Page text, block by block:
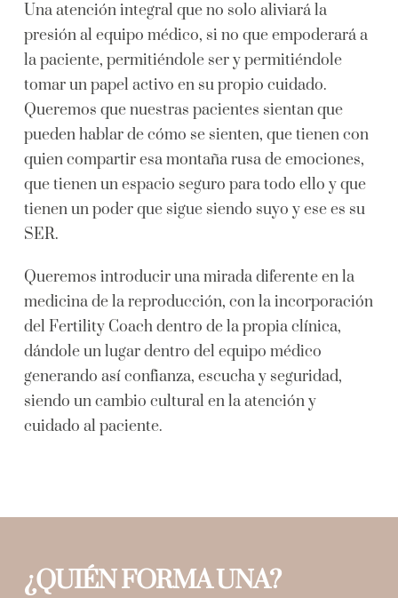
Una atención integral que no solo aliviará la
presión al equipo médico, si no que empoderará a
la paciente, permitiéndole ser y permitiéndole
tomar un papel activo en su propio cuidado.
Queremos que nuestras pacientes sientan que
pueden hablar de cómo se sienten, que tienen con
quien compartir esa montaña rusa de emociones,
que tienen un espacio seguro para todo ello y que
tienen un poder que sigue siendo suyo y ese es su
SER.
Queremos introducir una mirada diferente en la
medicina de la reproducción, con la incorporación
del Fertility Coach dentro de la propia clínica,
dándole un lugar dentro del equipo médico
generando así confianza, escucha y seguridad,
siendo un cambio cultural en la atención y
cuidado al paciente.
¿QUIÉN FORMA UNA?